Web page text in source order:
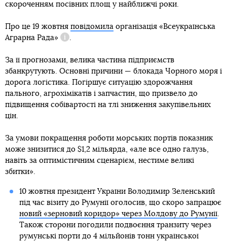
скороченням посівних площ у найближчі роки.
Про це 19 жовтня повідомила організація «Всеукраїнська
Аграрна Рада»
Довідка
.
За її прогнозами, велика частина підприємств
збанкрутують. Основні причини — блокада Чорного моря і
дорога логістика. Погіршує ситуацію здорожчання
пального, агрохімікатів і запчастин, що призвело до
підвищення собівартості на тлі зниження закупівельних
цін.
За умови покращення роботи морських портів показник
може знизитися до $1,2 мільярда, «але все одно галузь,
навіть за оптимістичним сценарієм, нестиме великі
збитки».
10 жовтня президент України Володимир Зеленський
під час візиту до Румунії оголосив, що скоро запрацює
новий «зерновий коридор» через Молдову до Румунії.
Також сторони погодили подвоєння транзиту через
румунські порти до 4 мільйонів тонн української